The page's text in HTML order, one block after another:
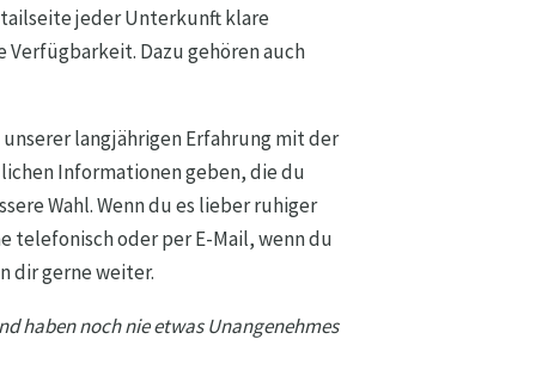
jeder Unterkunft klare
Dazu gehören auch
langjährigen Erfahrung mit der
Informationen geben, die du
Wahl. Wenn du es lieber ruhiger
telefonisch oder per E-Mail, wenn du
dir gerne weiter.
haben noch nie etwas Unangenehmes